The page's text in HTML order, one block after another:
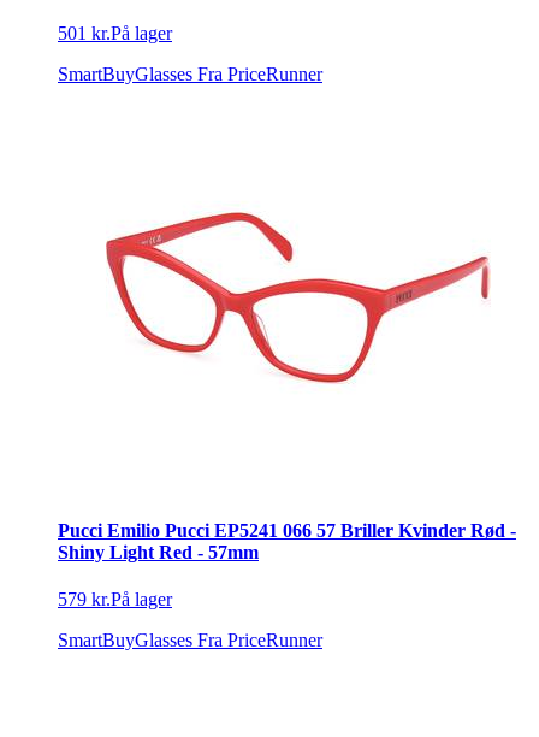
501 kr.På lager
SmartBuyGlasses Fra PriceRunner
Pucci Emilio Pucci EP5241 066 57 Briller Kvinder Rød -
Shiny Light Red - 57mm
579 kr.På lager
SmartBuyGlasses Fra PriceRunner